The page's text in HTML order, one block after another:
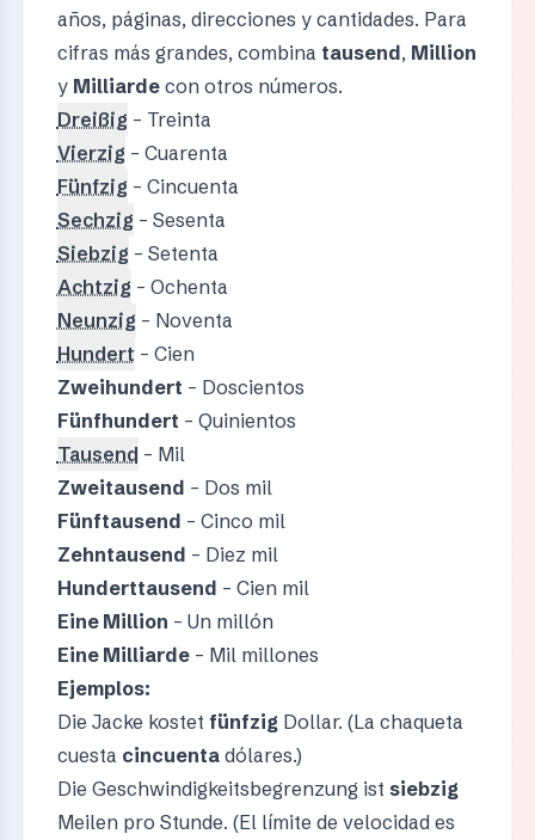
años, páginas, direcciones y cantidades. Para
cifras más grandes, combina tausend, Million
y Milliardecon otros números.
Dreißig – Treinta
Vierzig – Cuarenta
Fünfzig – Cincuenta
Sechzig – Sesenta
Siebzig – Setenta
Achtzig – Ochenta
Neunzig – Noventa
Hundert – Cien
Zweihundert – Doscientos
Fünfhundert – Quinientos
Tausend – Mil
Zweitausend – Dos mil
Fünftausend – Cinco mil
Zehntausend – Diez mil
Hunderttausend – Cien mil
Eine Million – Un millón
Eine Milliarde– Mil millones
Ejemplos:
Die Jacke kostet fünfzig Dollar. (La chaqueta
cuesta cincuentadólares.)
Die Geschwindigkeitsbegrenzung ist siebzig
Meilen pro Stunde. (El límite de velocidad es